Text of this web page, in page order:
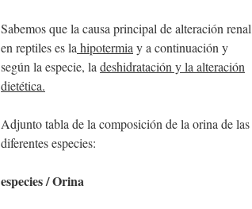
Sabemos que la causa principal de alteración renal
en reptiles es lahipotermiay a continuación y
según la especie, ladeshidratación y la alteración
dietética.
Adjunto tabla de la composición de la orina de las
diferentes especies:
especies / Orina